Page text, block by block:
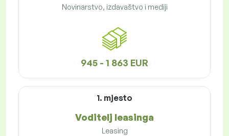
Novinarstvo, izdavaštvo i mediji
945 - 1 863 EUR
1. mjesto
Voditelj leasinga
Leasing